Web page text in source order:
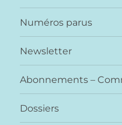
Numéros parus
Newsletter
Abonnements –
Dossiers